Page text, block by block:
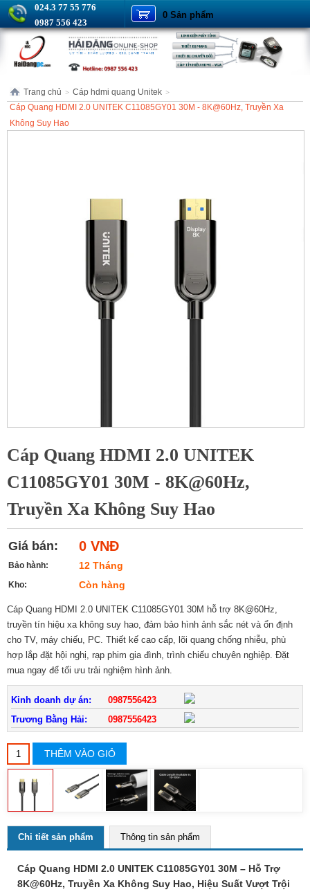
024.3 77 55 776
0987 556 423
0 Sản phẩm
Trang chủ > Cáp hdmi quang Unitek >
Cáp Quang HDMI 2.0 UNITEK C11085GY01 30M - 8K@60Hz, Truyền Xa
Không Suy Hao
Cáp Quang HDMI 2.0 UNITEK
C11085GY01 30M - 8K@60Hz,
Truyền Xa Không Suy Hao
Giá bán: 0 VNĐ
Bảo hành: 12 Tháng
Kho: Còn hàng
Cáp Quang HDMI 2.0 UNITEK C11085GY01 30M hỗ trợ 8K@60Hz,
truyền tín hiệu xa không suy hao, đảm bảo hình ảnh sắc nét và ổn định
cho TV, máy chiếu, PC. Thiết kế cao cấp, lõi quang chống nhiễu, phù
hợp lắp đặt hội nghị, rạp phim gia đình, trình chiếu chuyên nghiệp. Đặt
mua ngay để tối ưu trải nghiệm hình ảnh.
Kinh doanh dự án:
0987556423
Trương Bằng Hải:
0987556423
THÊM VÀO GIỎ
Chi tiết sản phẩm Thông tin sản phẩm
Cáp Quang HDMI 2.0 UNITEK C11085GY01 30M – Hỗ Trợ
8K@60Hz, Truyền Xa Không Suy Hao, Hiệu Suất Vượt Trội